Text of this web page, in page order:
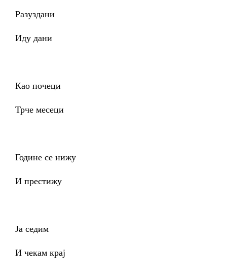
Разуздани
Иду дани
Као почеци
Трче месеци
Године се нижу
И престижу
Ја седим
И чекам крај